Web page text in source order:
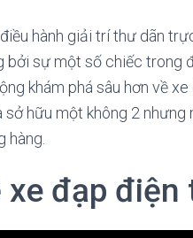
hành giải trí thư dãn
bởi sự một số chiếc trong
khám phá sâu hơn về
hữu một không 2
hàng.
xe đạp